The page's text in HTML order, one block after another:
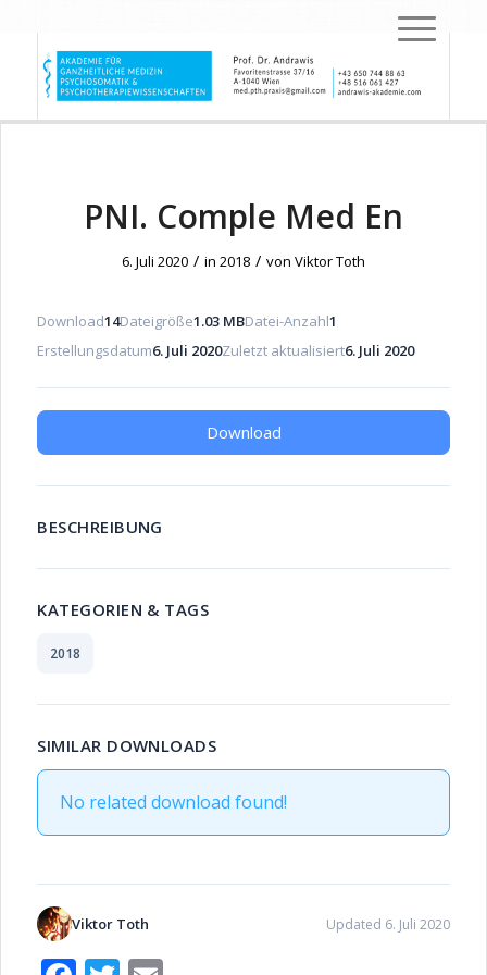
PNI. Comple Med En
6. Juli 2020 / in 2018 / von Viktor Toth
Download14Dateigröße1.03 MBDatei-Anzahl1
Erstellungsdatum6. Juli 2020Zuletzt aktualisiert6. Juli 2020
Download
BESCHREIBUNG
KATEGORIEN & TAGS
2018
SIMILAR DOWNLOADS
No related download found!
Viktor Toth Updated 6. Juli 2020